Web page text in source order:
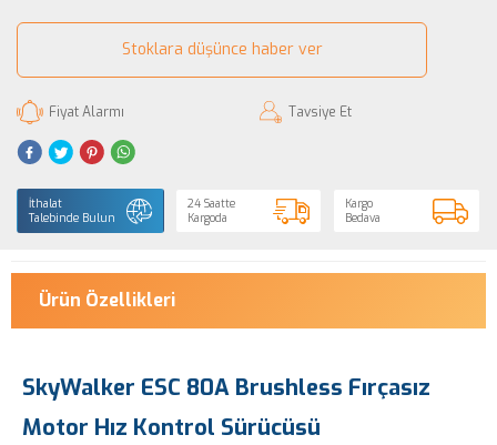
Stoklara düşünce haber ver
Fiyat Alarmı Tavsiye Et
İthalat
Talebinde Bulun
24 Saatte
Kargoda
Kargo
Bedava
Ürün Özellikleri
SkyWalker ESC 80A Brushless Fırçasız
Motor Hız Kontrol Sürücüsü